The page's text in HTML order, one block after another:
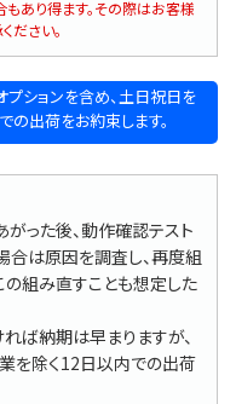
あり得ます。その際はお客様
ださい。
ションを含め、土日祝日を
での出荷をお約束します。
った後、動作確認テスト
合は原因を調査し、再度組
の組み直すことも想定した
ば納期は早まりますが、
を除く12日以内での出荷